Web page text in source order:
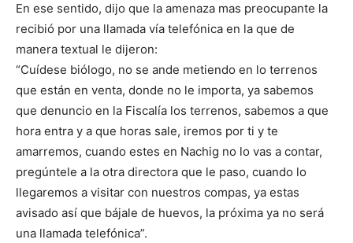
En ese sentido, dijo que la amenaza mas preocupante la
recibió por una llamada vía telefónica en la que de
manera textual le dijeron:
“Cuídese biólogo, no se ande metiendo en lo terrenos
que están en venta, donde no le importa, ya sabemos
que denuncio en la Fiscalía los terrenos, sabemos a que
hora entra y a que horas sale, iremos por ti y te
amarremos, cuando estes en Nachig no lo vas a contar,
pregúntele a la otra directora que le paso, cuando lo
llegaremos a visitar con nuestros compas, ya estas
avisado así que bájale de huevos, la próxima ya no será
una llamada telefónica”.